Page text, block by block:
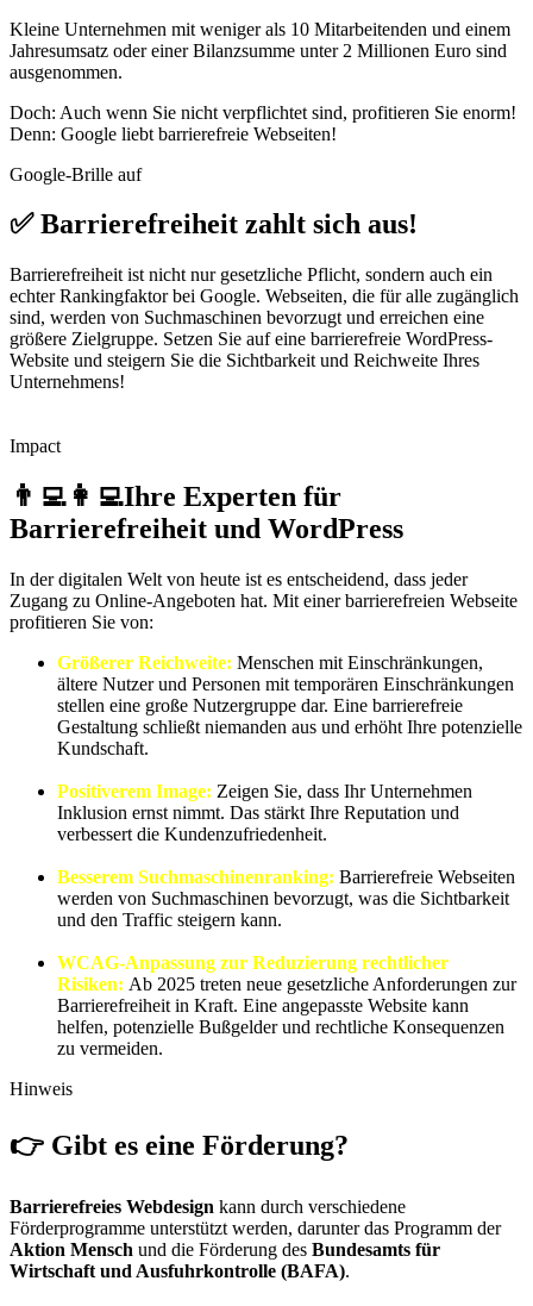
Kleine Unternehmen mit weniger als 10 Mitarbeitenden und einem
Jahresumsatz oder einer Bilanzsumme unter 2 Millionen Euro sind
ausgenommen.
Doch: Auch wenn Sie nicht verpflichtet sind, profitieren Sie enorm!
Denn: Google liebt barrierefreie Webseiten!
Google-Brille auf
✅ Barrierefreiheit zahlt sich aus!
Barrierefreiheit ist nicht nur gesetzliche Pflicht, sondern auch ein
echter Rankingfaktor bei Google. Webseiten, die für alle zugänglich
sind, werden von Suchmaschinen bevorzugt und erreichen eine
größere Zielgruppe. Setzen Sie auf eine barrierefreie WordPress-
Website und steigern Sie die Sichtbarkeit und Reichweite Ihres
Unternehmens!
Impact
👨‍💻👩‍💻Ihre Experten für
Barrierefreiheit und WordPress
In der digitalen Welt von heute ist es entscheidend, dass jeder
Zugang zu Online-Angeboten hat. Mit einer barrierefreien Webseite
profitieren Sie von:
Größerer Reichweite: Menschen mit Einschränkungen,
ältere Nutzer und Personen mit temporären Einschränkungen
stellen eine große Nutzergruppe dar. Eine barrierefreie
Gestaltung schließt niemanden aus und erhöht Ihre potenzielle
Kundschaft.
Positiverem Image: Zeigen Sie, dass Ihr Unternehmen
Inklusion ernst nimmt. Das stärkt Ihre Reputation und
verbessert die Kundenzufriedenheit.
Besserem Suchmaschinenranking: Barrierefreie Webseiten
werden von Suchmaschinen bevorzugt, was die Sichtbarkeit
und den Traffic steigern kann.
WCAG-Anpassung zur Reduzierung rechtlicher
Risiken: Ab 2025 treten neue gesetzliche Anforderungen zur
Barrierefreiheit in Kraft. Eine angepasste Website kann
helfen, potenzielle Bußgelder und rechtliche Konsequenzen
zu vermeiden.
Hinweis
👉 Gibt es eine Förderung?
Barrierefreies Webdesign kann durch verschiedene
Förderprogramme unterstützt werden, darunter das Programm der
Aktion Mensch und die Förderung des Bundesamts für
Wirtschaft und Ausfuhrkontrolle (BAFA).